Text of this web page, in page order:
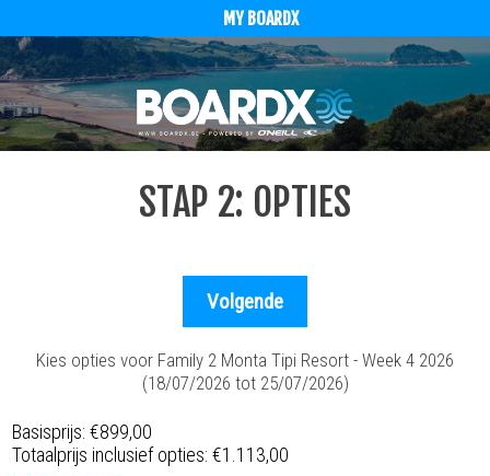
MY BOARDX
STAP 2: OPTIES
Kies opties voor Family 2 Monta Tipi Resort - Week 4 2026
(18/07/2026 tot 25/07/2026)
Basisprijs:€899,00
Totaalprijs inclusief opties:€1.113,00